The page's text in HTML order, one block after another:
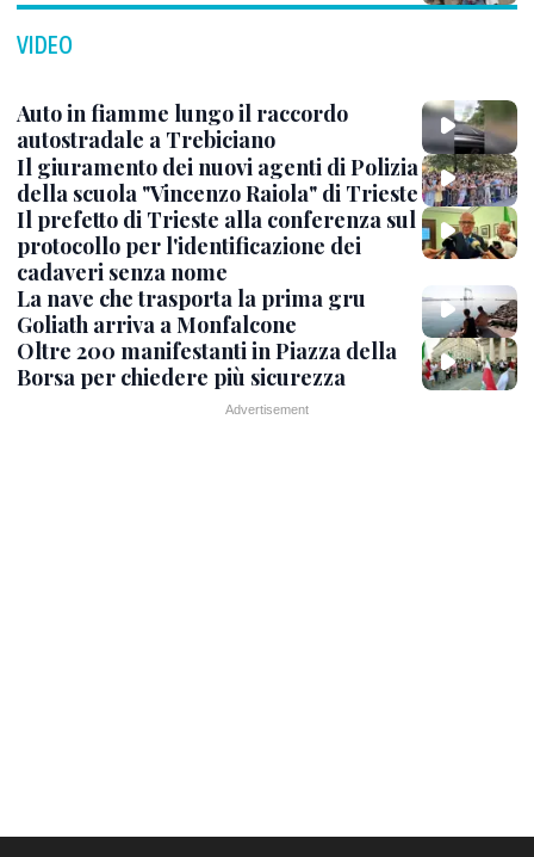
VIDEO
Auto in fiamme lungo il raccordo
autostradale a Trebiciano
Il giuramento dei nuovi agenti di Polizia
della scuola "Vincenzo Raiola" di Trieste
Il prefetto di Trieste alla conferenza sul
protocollo per l'identificazione dei
cadaveri senza nome
La nave che trasporta la prima gru
Goliath arriva a Monfalcone
Oltre 200 manifestanti in Piazza della
Borsa per chiedere più sicurezza